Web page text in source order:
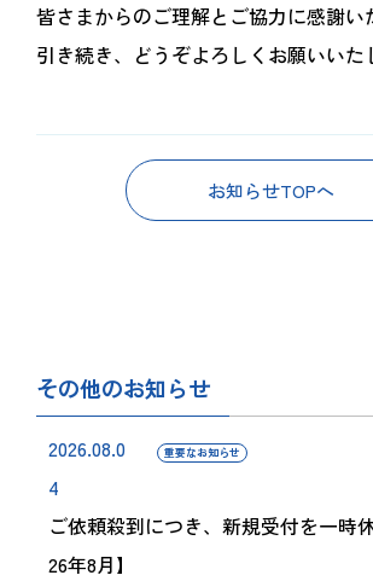
皆さまからのご理解とご協力に感謝い
引き続き、どうぞよろしくお願いいた
お知らせTOPへ
その他のお知らせ
2026.08.0
4
重要なお知らせ
ご依頼殺到につき、新規受付を一時
26年8月】